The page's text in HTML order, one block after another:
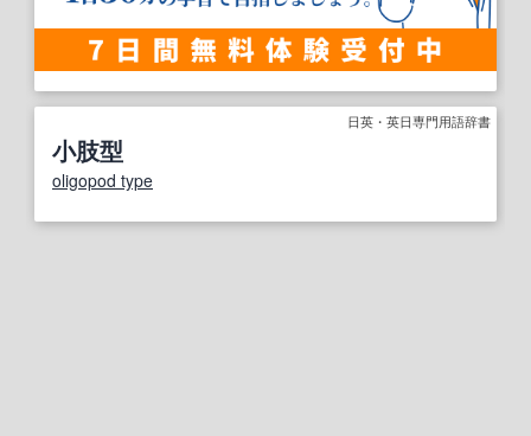
日英・英日専門用語辞書
小肢型
oligopod type